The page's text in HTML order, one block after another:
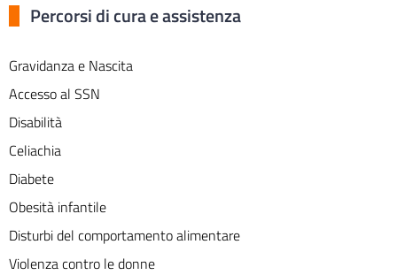
Percorsi di cura e assistenza
Gravidanza e Nascita
Accesso al SSN
Disabilità
Celiachia
Diabete
Obesità infantile
Disturbi del comportamento alimentare
Violenza contro le donne